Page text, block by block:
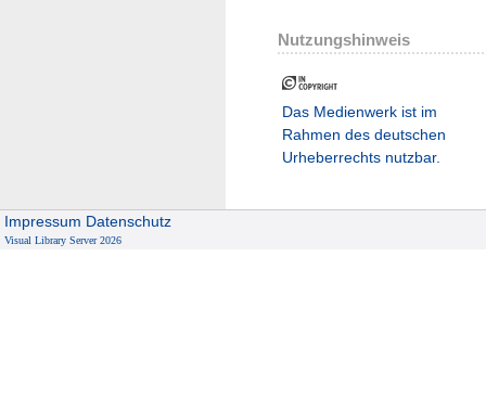
Nutzungshinweis
Das Medienwerk ist im
Rahmen des deutschen
Urheberrechts nutzbar.
Impressum Datenschutz
Visual Library Server 2026